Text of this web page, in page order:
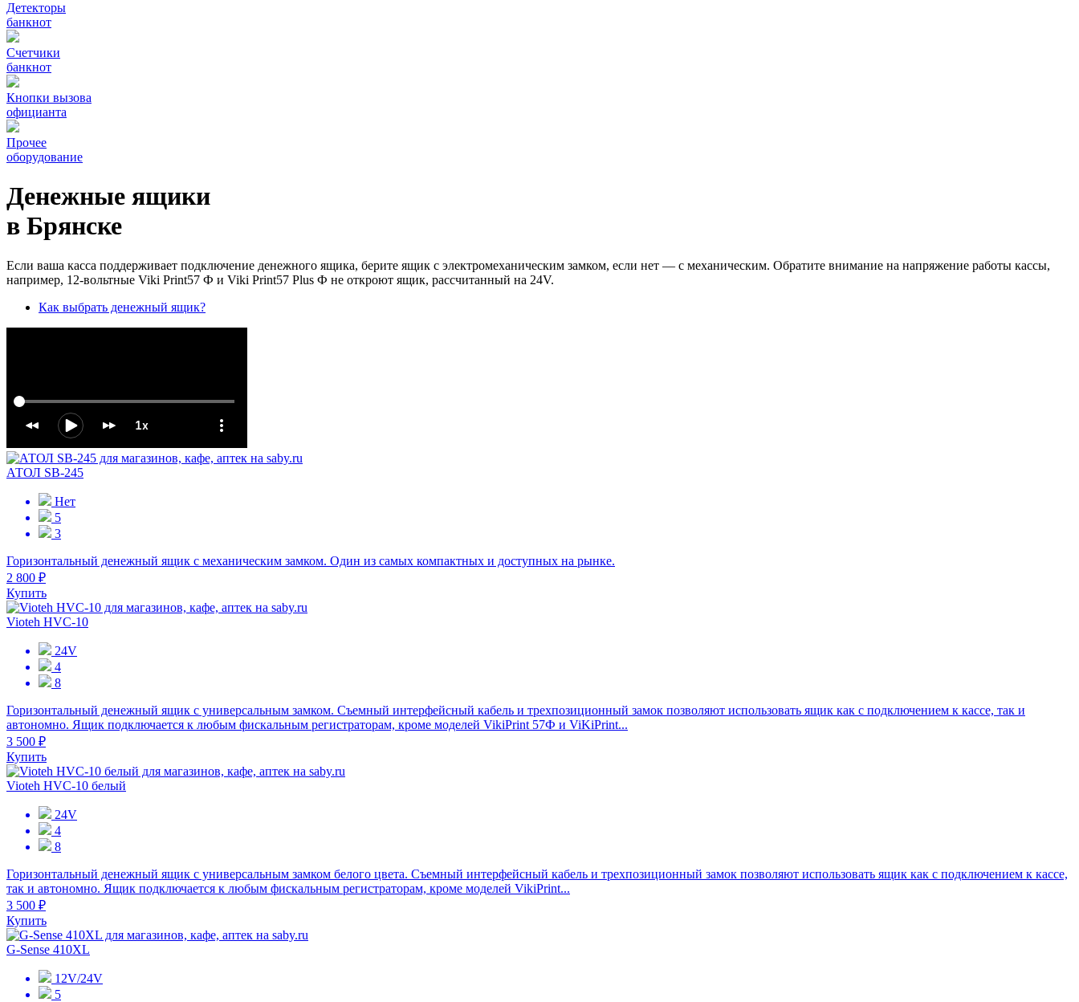
Детекторы
банкнот
Счетчики
банкнот
Кнопки вызова
официанта
Прочее
оборудование
Денежные ящики
в Брянске
Если ваша касса поддерживает подключение денежного ящика, берите ящик с электромеханическим замком, если нет — с механическим. Обратите внимание на напряжение работы кассы,
например, 12-вольтные Viki Print57 Ф и Viki Print57 Plus Ф не откроют ящик, рассчитанный на 24V.
Как выбрать денежный ящик?
АТОЛ SB-245
Нет
5
3
Горизонтальный денежный ящик с механическим замком. Один из самых компактных и доступных на рынке.
2 800 ₽
Купить
Vioteh HVC-10
24V
4
8
Горизонтальный денежный ящик с универсальным замком. Съемный интерфейсный кабель и трехпозиционный замок позволяют использовать ящик как с подключением к кассе, так и
автономно. Ящик подключается к любым фискальным регистраторам, кроме моделей VikiPrint 57Ф и ViKiPrint...
3 500 ₽
Купить
Vioteh HVC-10 белый
24V
4
8
Горизонтальный денежный ящик с универсальным замком белого цвета. Съемный интерфейсный кабель и трехпозиционный замок позволяют использовать ящик как с подключением к кассе,
так и автономно. Ящик подключается к любым фискальным регистраторам, кроме моделей VikiPrint...
3 500 ₽
Купить
G-Sense 410XL
12V/24V
5